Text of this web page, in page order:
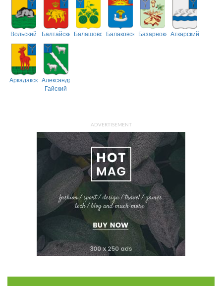
Вольский БалтайскийБалашовскийБалаковскийБазарнокарабулакский
Аткарский
АркадакскийАлександрово-
Гайский
ADVERTISEMENT